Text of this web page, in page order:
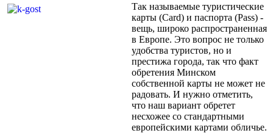
Так называемые туристические
карты (Card) и паспорта (Pass) -
вещь, широко распространенная
в Европе. Это вопрос не только
удобства туристов, но и
престижа города, так что факт
обретения Минском
собственной карты не может не
радовать. И нужно отметить,
что наш вариант обретет
несхожее со стандартными
европейскими картами обличье.